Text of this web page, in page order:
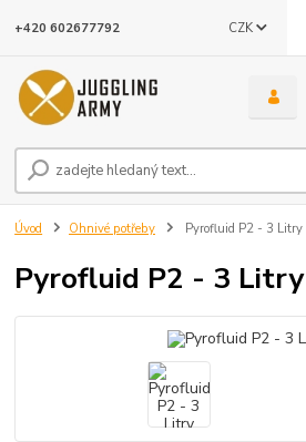
CZK
+420 602677792
Úvod Ohnivé potřeby Pyrofluid P2 - 3 Litry
Pyrofluid P2 - 3 Litry